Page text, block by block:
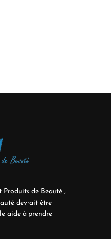
Produits de Beauté ,
devrait être
aide à prendre